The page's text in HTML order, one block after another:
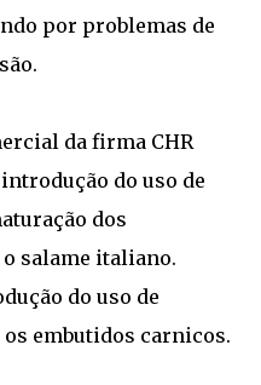
por problemas de
da firma CHR
do uso de
dos
salame italiano.
do uso de
embutidos carnicos.